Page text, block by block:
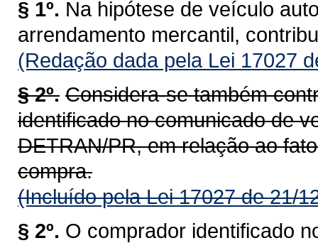
§ 1º. Na hipótese de veículo
arrendamento mercantil,
(Redação dada pela Lei 17027
§ 2º. Considera-se também
identificado no comunicado de
DETRAN/PR, em relação ao
compra.
(Incluído pela Lei 17027 de 21/
§ 2º. O comprador identificado